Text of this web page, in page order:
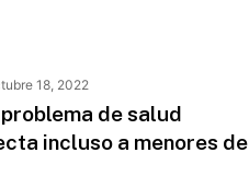
18, 2022
de salud
incluso a menores de